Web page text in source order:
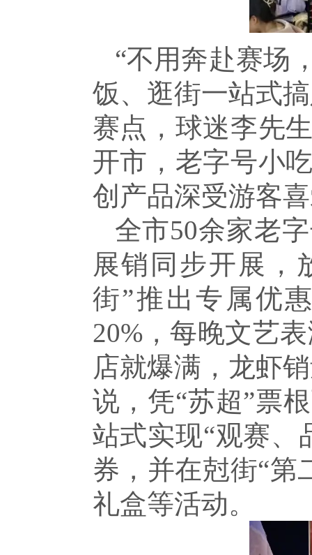
“不用奔赴赛场
饭、逛街一站式
赛点，球迷李先
开市，老字号小
创产品深受游客
全市50余家老
展销同步开展，
街”推出专属优
20%，每晚文艺
店就爆满，龙虾
说，凭“苏超”票
站式实现“观赛、
券，并在尅街“第
礼盒等活动。